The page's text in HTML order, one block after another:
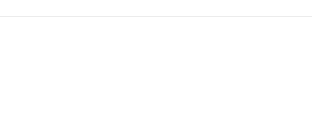
객, 임직원,…
세 이상 성인의 고콜레스테롤혈증
"'전과 4범' 대통령의 눈에는 5000